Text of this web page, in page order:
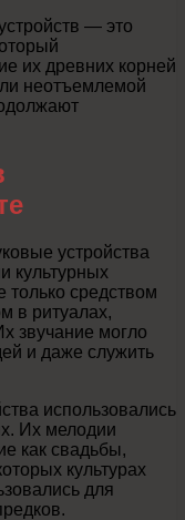
— это
их древних корней
неотъемлемой
устройства
культурных
средством
в ритуалах,
звучание могло
и даже служить
использовались
Их мелодии
как свадьбы,
культурах
для